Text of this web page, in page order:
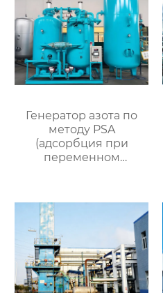
Генератор азота по
методу PSA
(адсорбция при
переменном